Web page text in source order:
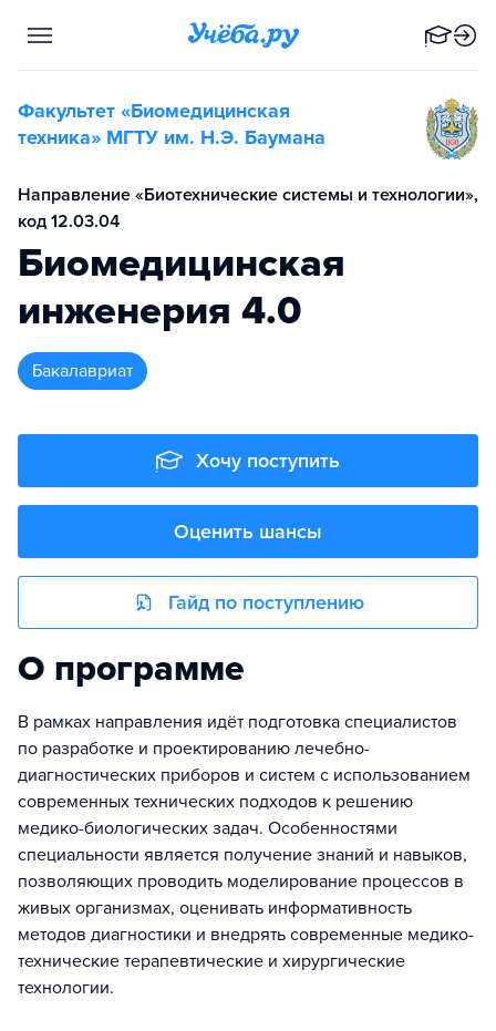
Факультет «Биомедицинская
техника» МГТУ им. Н.Э. Баумана
Направление «Биотехнические системы и технологии»,
код 12.03.04
Биомедицинская
инженерия 4.0
бакалавриат
Хочу поступить
Оценить шансы
Гайд по поступлению
О программе
В рамках направления идёт подготовка специалистов
по разработке и проектированию лечебно-
диагностических приборов и систем с использованием
современных технических подходов к решению
медико-биологических задач. Особенностями
специальности является получение знаний и навыков,
позволяющих проводить моделирование процессов в
живых организмах, оценивать информативность
методов диагностики и внедрять современные медико-
технические терапевтические и хирургические
технологии.